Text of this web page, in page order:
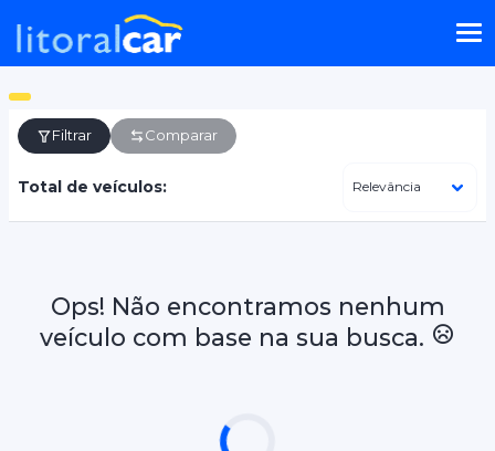
Filtrar Comparar
Total de veículos:
Ops! Não encontramos nenhum
veículo com base na sua busca.